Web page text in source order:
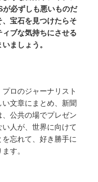
必ずしも悪いものだ
宝石を見つけたらそ
ブな気持ちにさせる
ましょう。
ロのジャーナリスト
文章にまとめ、新聞
公共の場でプレゼン
人が、世界に向けて
忘れて、好き勝手に
す。